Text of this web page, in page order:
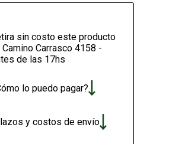
sin costo este producto
Camino Carrasco 4158 -
de las 17hs
lo puedo pagar?
y costos de envío